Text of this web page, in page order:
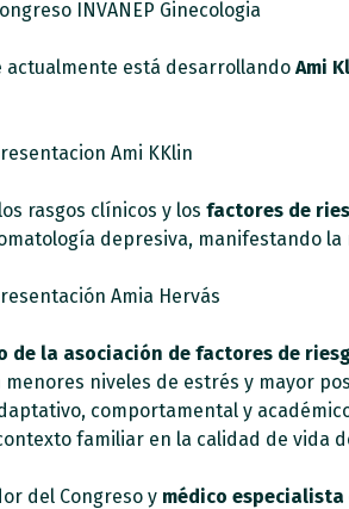
actualmente está desarrollando Ami
rasgos clínicos y los factores de
depresiva, manifestando
de la asociación de factores de
menores niveles de estrés y mayor
comportamental y
familiar en la calidad de vida
del Congreso y médico